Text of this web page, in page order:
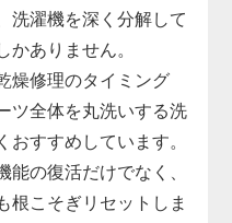
洗濯機を深く分解して
かありません。
燥修理のタイミング
ツ全体を丸洗いする洗
すすめしています。
能の復活だけでなく、
根こそぎリセットしま